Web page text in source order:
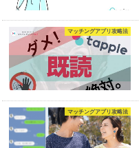
マッチングアプリ攻略法
マッチングアプリ攻略法